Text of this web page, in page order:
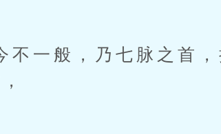
一般，乃七脉之首，